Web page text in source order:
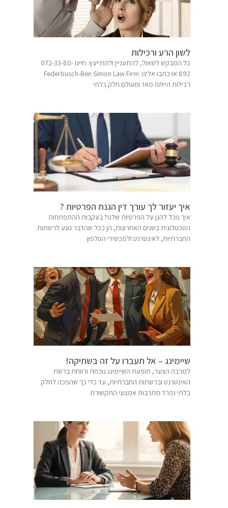
לשון הרע ורכילות
כל המבקש לשאול, להתעניין ולהתייעץ: חייגו 072-33-80-
רכילות הייתה מאז ומעולם חלק בלתי
איך יעזור לך עורך דין הגנת הפרטיות ?
איך נוכל להגן על הפרטיות שלנו? בעקבות ההתפתחות
הטכנולוגית בשנים האחרונות, הן ככל שהדבר נוגע לרשתות
החברתיות, לאינטרנט ולמכשירי הטלפון
שיימינג – אל תעברו על זה בשתיקה!
למרבה הצער, תופעת השיימינג נוכחת ורווחת ברשת
האינטרנט וברשתות החברתיות, עד כדי כך שהפכה לחלק
בלתי נפרד מתרבות אמצעי התקשורת